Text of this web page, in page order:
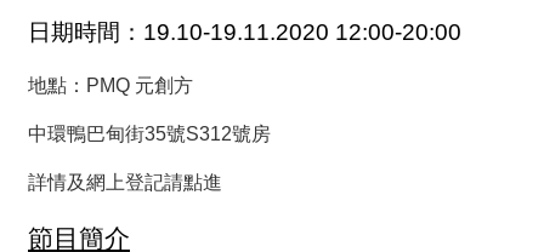
薦
新
稿
站
日期時間：19.10-19.11.2020 12:00-20:00
地點： PMQ 元創方
中環鴨巴甸街35號S312號房
詳情及網上登記請點進
節目簡介